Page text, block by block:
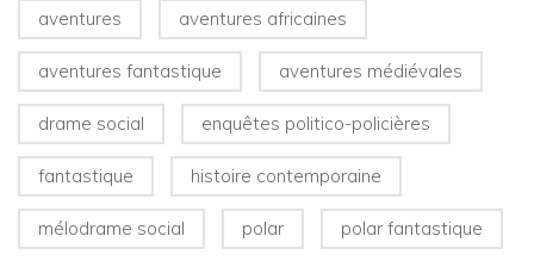
aventures aventures africaines
aventures fantastique aventures médiévales
drame social enquêtes politico-policières
fantastique histoire contemporaine
mélodrame social polar polar fantastique